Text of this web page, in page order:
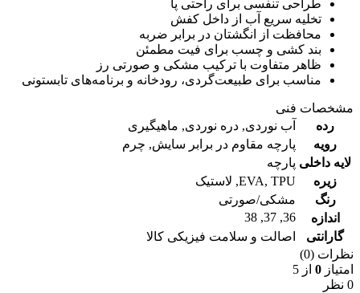
طراحی تنفسی برای راحتی پا
تخلیه سریع آب از داخل کفش
محافظت از انگشتان در برابر ضربه
بند کشی و چسب برای فیت مطمئن
ظاهر متفاوت با ترکیب مشکی و صورتی رز
مناسب برای طبیعت‌گردی، رودخانه و برنامه‌های تابستونی
مشخصات فنی
رده
آب نوردی, دره نوردی, ماهیگیری
رویه
پارچه مقاوم در برابر سایش, چرم
لایه داخلی پارچه
زیره
EVA, TPU
, لاستیک
رنگ
مشکی/صورتی
اندازه
36
,
37
,
38
گارانتی
اصالت و سلامت فیزیکی کالا
نظرات (0)
امتیاز 0 از 5
0 نظر